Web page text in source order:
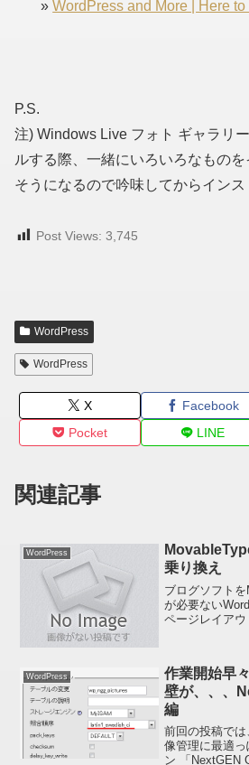
»WordPress and More | Here
P.S.
注) Windows Live フォト ギャラリ
ルする際、一緒にいろいろなもの
そうになるので吟味してからインス
Post Views: 3,745
WordPress
WordPress
X Facebook
Pocket
LINE
関連記事
WordPress
乗り換え
ブログソフト
が必要ない
ページレイアウ
修整が続きそ
ほん...
WordPress
作業開始早
壁が、、、
編
前回の投稿で
像管理に最適
ン 「NextGEN